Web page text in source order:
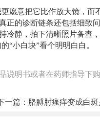
愿意把它比作放大镜，而
正的诊断链条还包括细致
冷静，拍下清晰照片备查
“小白块”看个明明白白。
说明书或者在药师指导下
一篇： 胳膊肘瘙痒变成白